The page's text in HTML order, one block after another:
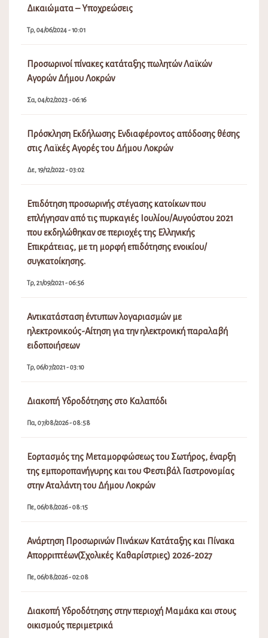
Δικαιώματα – Υποχρεώσεις
Τρ, 04/06/2024 - 10:01
Προσωρινοί πίνακες κατάταξης πωλητών Λαϊκών
Αγορών Δήμου Λοκρών
Σα, 04/02/2023 - 06:16
Πρόσκληση Εκδήλωσης Ενδιαφέροντος απόδοσης θέσης
στις Λαϊκές Αγορές του Δήμου Λοκρών
Δε, 19/12/2022 - 03:02
Επιδότηση προσωρινής στέγασης κατοίκων που
επλήγησαν από τις πυρκαγιές Ιουλίου/Αυγούστου 2021
που εκδηλώθηκαν σε περιοχές της Ελληνικής
Επικράτειας, με τη μορφή επιδότησης ενοικίου/
συγκατοίκησης.
Τρ, 21/09/2021 - 06:56
Αντικατάσταση έντυπων λογαριασμών με
ηλεκτρονικούς-Αίτηση για την ηλεκτρονική παραλαβή
ειδοποιήσεων
Τρ, 06/07/2021 - 03:10
Διακοπή Υδροδότησης στο Καλαπόδι
Πα, 07/08/2026 - 08:58
Εορτασμός της Μεταμορφώσεως του Σωτήρος, έναρξη
της εμποροπανήγυρης και του Φεστιβάλ Γαστρονομίας
στην Αταλάντη του Δήμου Λοκρών
Πε, 06/08/2026 - 08:15
Ανάρτηση Προσωρινών Πινάκων Κατάταξης και Πίνακα
Απορριπτέων(Σχολικές Καθαρίστριες) 2026-2027
Πε, 06/08/2026 - 02:08
Διακοπή Υδροδότησης στην περιοχή Μαμάκα και στους
οικισμούς περιμετρικά